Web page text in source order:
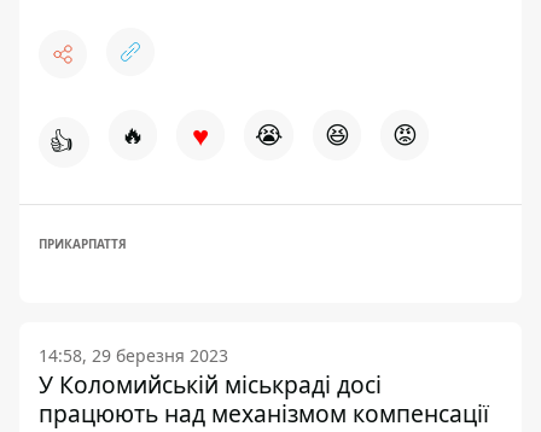
👍 🔥 ♥ 😭 😆 😡
ПРИКАРПАТТЯ
14:58, 29 березня 2023
У Коломийській міськраді досі
працюють над механізмом компенсації